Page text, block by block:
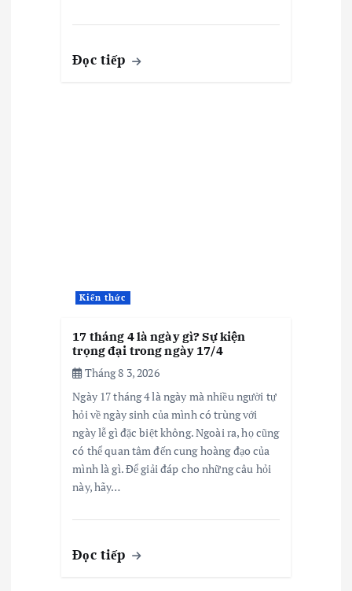
Đọc tiếp
Kiến thức
17 tháng 4 là ngày gì? Sự kiện
trọng đại trong ngày 17/4
Tháng 8 3, 2026
Ngày 17 tháng 4 là ngày mà nhiều người tự
hỏi về ngày sinh của mình có trùng với
ngày lễ gì đặc biệt không. Ngoài ra, họ cũng
có thể quan tâm đến cung hoàng đạo của
mình là gì. Để giải đáp cho những câu hỏi
này, hãy…
Đọc tiếp